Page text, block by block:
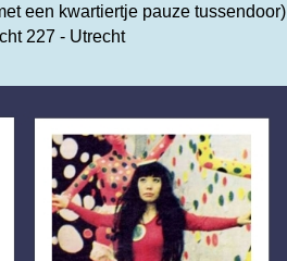
een kwartiertje pauze tussendoor)
227 - Utrecht